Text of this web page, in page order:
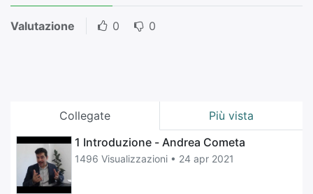
Collegate
Più vista
1 Introduzione - Andrea Cometa
1496 Visualizzazioni • 24 apr 2021
Valutazione 0 0